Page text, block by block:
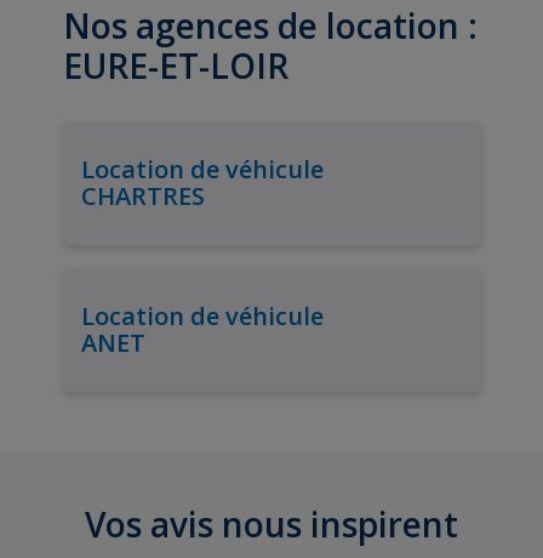
Nos agences de location :
EURE-ET-LOIR
Location de véhicule
CHARTRES
Location de véhicule
ANET
Vos avis nous inspirent